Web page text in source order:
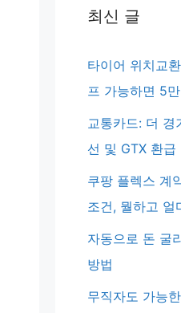
최신 글
타이어 위치교
프 가능하면 5
교통카드: 더 경
선 및 GTX 환급
쿠팡 플렉스 계
조건, 뭘하고 얼
자동으로 돈 굴
방법
무직자도 가능